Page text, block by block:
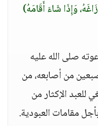
وَإِذَا شَاءَ أَقَامَهُ)
صلى الله عليه
من أصابعه، من
للعبد الإكثار من
مقامات العبودية.